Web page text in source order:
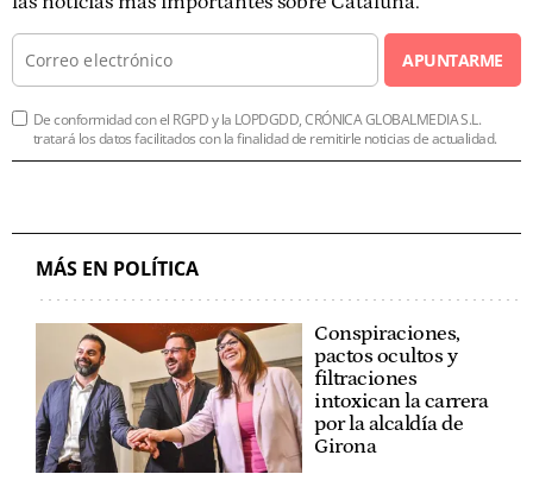
APUNTARME
De conformidad con el RGPD y la LOPDGDD, CRÓNICA GLOBALMEDIA S.L.
tratará los datos facilitados con la finalidad de remitirle noticias de actualidad.
MÁS EN POLÍTICA
Conspiraciones,
pactos ocultos y
filtraciones
intoxican la carrera
por la alcaldía de
Girona